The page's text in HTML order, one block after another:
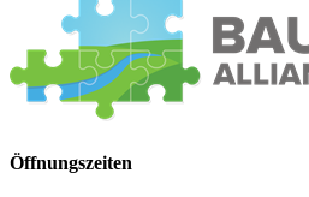
Öffnungszeiten